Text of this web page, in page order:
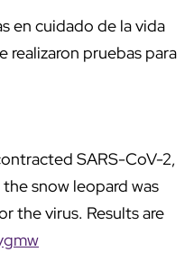
en cuidado de la vida
realizaron pruebas para
SARS-CoV-2,
snow leopard was
the virus. Results are